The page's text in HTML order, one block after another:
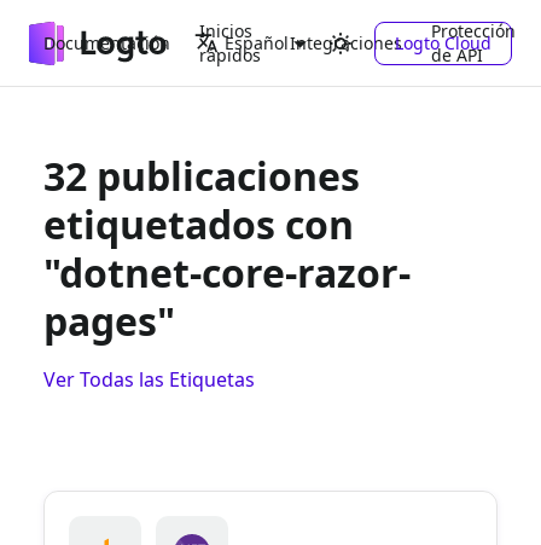
Documentación
Inicios
rápidos
Integraciones
Protección
de API
Español Logto Cloud
32 publicaciones
etiquetados con
"dotnet-core-razor-
pages"
Ver Todas las Etiquetas